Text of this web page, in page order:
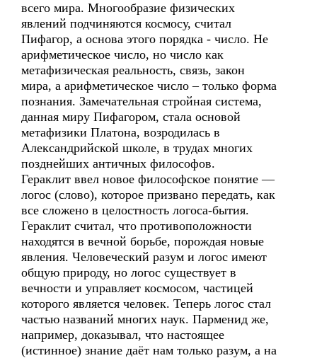
всего мира. Многообразие физических
явлений подчиняются космосу, считал
Пифагор, а основа этого порядка - число. Не
арифметическое число, но число как
метафизическая реальность, связь, закон
мира, а арифметическое число – только форма
познания. Замечательная стройная система,
данная миру Пифагором, стала основой
метафизики Платона, возродилась в
Александрийской школе, в трудах многих
позднейших античных философов.
Гераклит ввел новое философское понятие —
логос (слово), которое призвано передать, как
все сложено в целостность логоса-бытия.
Гераклит считал, что противоположности
находятся в вечной борьбе, порождая новые
явления. Человеческий разум и логос имеют
общую природу, но логос существует в
вечности и управляет космосом, частицей
которого является человек. Теперь логос стал
частью названий многих наук. Парменид же,
например, доказывал, что настоящее
(истинное) знание даёт нам только разум, а на